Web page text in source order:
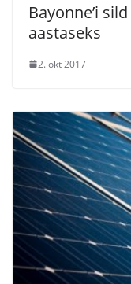
Bayonne’i
aastaseks
2. okt 2017